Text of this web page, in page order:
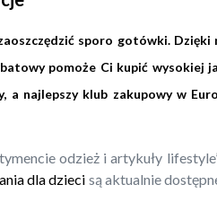
sporo gotówki.
pomoże Ci kupić
najlepszy klub zakupowy w
odzież i artykuły
dla dzieci są aktualnie